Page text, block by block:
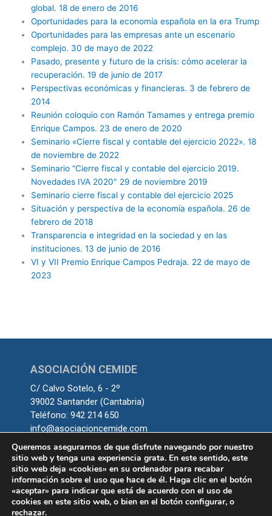
global. 18 de enero de 2016
Oportunidades para la economía española en la era Trump
Oportunidades para las empresas ante un escenario
complejo. 30 de mayo de 2022
Pasado, presente y futuro de la crisis: cómo acelerar la
recuperación. 19 de junio de 2017
Perspectivas económicas y financieras. 3 de febrero de
2014
Reunión coloquio con Ramón Tamames y entrega premio
Enrique Campos. 23 de enero de 2020
Seminario «Cierre fiscal y contable del ejercicio 2022». 18
de noviembre de 2022
Seminario “Cierre fiscal y contable del ejercicio 2019.
Novedades IVA 2020″ 29 de noviembre 2019
Seminario cierre fiscal y contable del ejercicio 2025
Situación y perspectiva de la economía española. 26 de
febrero de 2018
Transparencia e integridad en la sociedad y en las
instituciones. 13 de junio de 2016
VI y VII Premio Enrique Campos Pedraja. 22 de mayo de
2023
ASOCIACIÓN CEMIDE
C/ Calvo Sotelo, 6 - 2º
39002 Santander (Cantabria)
Teléfono: 942 214 650
info@asociacioncemide.com
Queremos asegurarnos de que disfrute navegando por nuestro
sitio web y tenga una experiencia grata. En este sentido, este
sitio web deja «cookies» en su ordenador para recabar
información sobre el uso que hace de él. Haga clic en el botón
«aceptar» para indicar que está de acuerdo con el uso de
cookies en este sitio web, o bien en el botón configurar, o
rechazar.